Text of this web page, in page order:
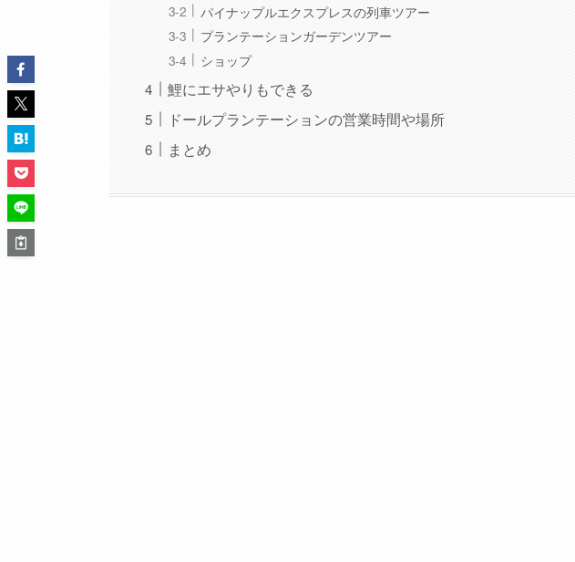
パイナップルエクスプレスの列車ツアー
プランテーションガーデンツアー
ショップ
鯉にエサやりもできる
ドールプランテーションの営業時間や場所
まとめ